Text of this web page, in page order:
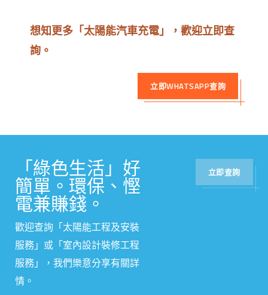
想知更多「太陽能汽車充電」，歡迎立即查
詢。
立即WHATSAPP查詢
「綠色生活」好
簡單。環保、慳
電兼賺錢。
歡迎查詢「太陽能工程及安裝
服務」或 「 室內設計裝修工程
服務 」
，我們樂意分享有關詳
情。
立即查詢